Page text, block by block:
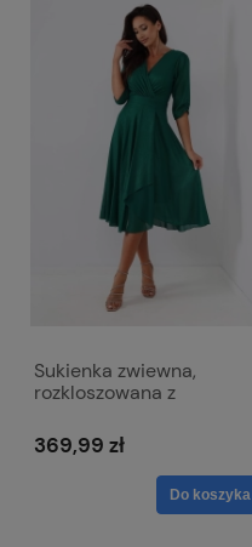
Sukienka zwiewna,
rozkloszowana z
Viki połyskująca zieleń
369,99 zł
Do koszyka